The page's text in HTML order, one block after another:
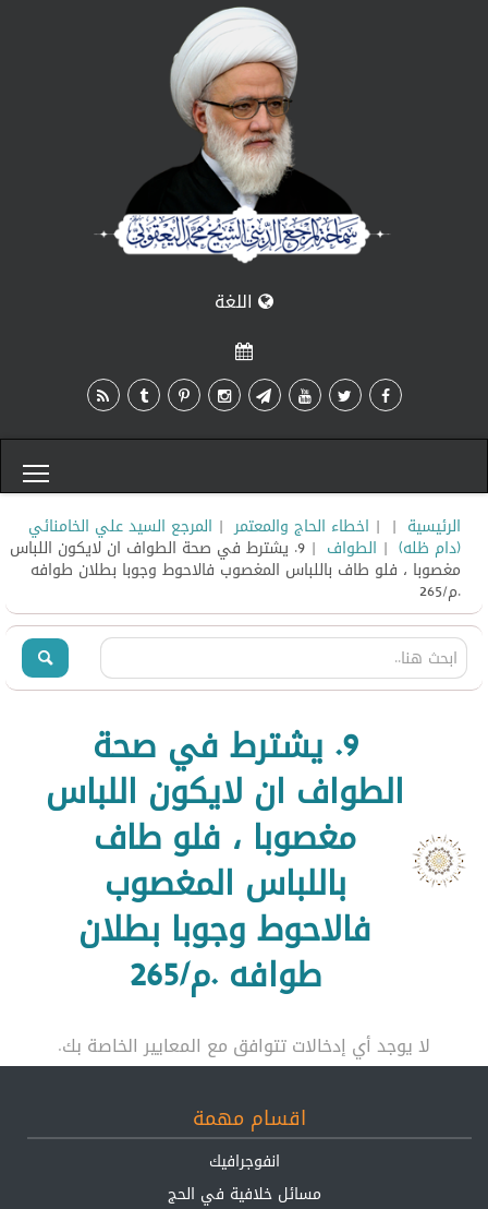
اللغة
الرئيسية |
| اخطاء الحاج والمعتمر | المرجع السيد علي الخامنائي
(دام ظله) | الطواف | 9. يشترط في صحة الطواف ان لايكون اللباس
مغصوبا ، فلو طاف باللباس المغصوب فالاحوط وجوبا بطلان طوافه
.م/265
9. يشترط في صحة
الطواف ان لايكون اللباس
مغصوبا ، فلو طاف
باللباس المغصوب
فالاحوط وجوبا بطلان
طوافه .م/265
لا يوجد أي إدخالات تتوافق مع المعايير الخاصة بك.
اقسام مهمة
انفوجرافيك
مسائل خلافية في الحج